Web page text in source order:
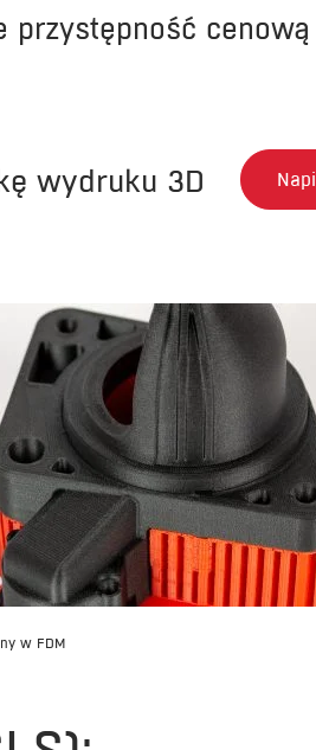
wydruku 3D
w FDM